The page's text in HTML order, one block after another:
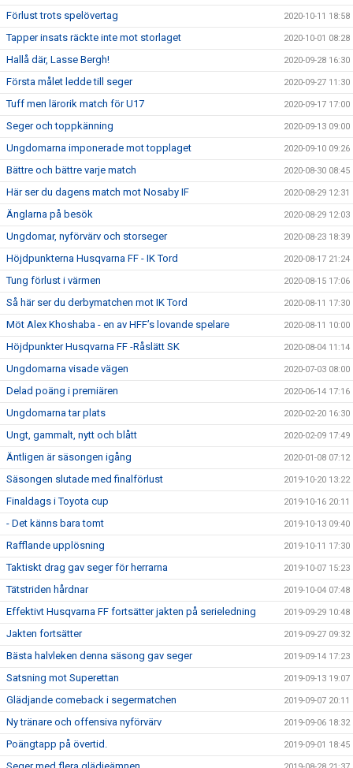
Förlust trots spelövertag 2020-10-11 18:58
Tapper insats räckte inte mot storlaget 2020-10-01 08:28
Hallå där, Lasse Bergh! 2020-09-28 16:30
Första målet ledde till seger 2020-09-27 11:30
Tuff men lärorik match för U17 2020-09-17 17:00
Seger och toppkänning 2020-09-13 09:00
Ungdomarna imponerade mot topplaget 2020-09-10 09:26
Bättre och bättre varje match 2020-08-30 08:45
Här ser du dagens match mot Nosaby IF 2020-08-29 12:31
Änglarna på besök 2020-08-29 12:03
Ungdomar, nyförvärv och storseger 2020-08-23 18:39
Höjdpunkterna Husqvarna FF - IK Tord 2020-08-17 21:24
Tung förlust i värmen 2020-08-15 17:06
Så här ser du derbymatchen mot IK Tord 2020-08-11 17:30
Möt Alex Khoshaba - en av HFF’s lovande spelare 2020-08-11 10:00
Höjdpunkter Husqvarna FF -Råslätt SK 2020-08-04 11:14
Ungdomarna visade vägen 2020-07-03 08:00
Delad poäng i premiären 2020-06-14 17:16
Ungdomarna tar plats 2020-02-20 16:30
Ungt, gammalt, nytt och blått 2020-02-09 17:49
Äntligen är säsongen igång 2020-01-08 07:12
Säsongen slutade med finalförlust 2019-10-20 13:22
Finaldags i Toyota cup 2019-10-16 20:11
- Det känns bara tomt 2019-10-13 09:40
Rafflande upplösning 2019-10-11 17:30
Taktiskt drag gav seger för herrarna 2019-10-07 15:23
Tätstriden hårdnar 2019-10-04 07:48
Effektivt Husqvarna FF fortsätter jakten på serieledning 2019-09-29 10:48
Jakten fortsätter 2019-09-27 09:32
Bästa halvleken denna säsong gav seger 2019-09-14 17:23
Satsning mot Superettan 2019-09-13 19:07
Glädjande comeback i segermatchen 2019-09-07 20:11
Ny tränare och offensiva nyförvärv 2019-09-06 18:32
Poängtapp på övertid. 2019-09-01 18:45